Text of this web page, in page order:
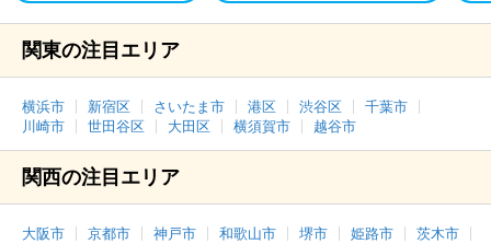
関東の注目エリア
横浜市 新宿区 さいたま市 港区 渋谷区
千葉市
川崎市
世田谷区 大田区 横須賀市 越谷市
関西の注目エリア
大阪市 京都市 神戸市 和歌山市 堺市 姫路市
茨木市